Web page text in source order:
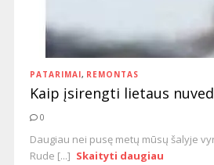
PATARIMAI, REMONTAS
Kaip įsirengti lietaus
0
Daugiau nei pusę metų mūsų šalyje
Rude [...] Skaityti daugiau